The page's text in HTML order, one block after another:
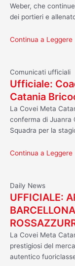
Weber, che
dei portieri e
Continua a Leggere
Comunicati ufficiali
Ufficiale:
Catania
La Covei Meta
conferma di Juanra
Squadra per la
Continua a Leggere
Daily News
UFFICIALE:
La Covei Meta
prestigiosi del
autentico